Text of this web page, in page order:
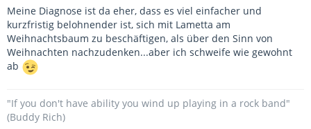
Ich kann da 3OakDrums zustimmen! Ich höre keinen für
mich bedeutenden Unterschied.
Meine Diagnose ist da eher, dass es viel einfacher und
kurzfristig belohnender ist, sich mit Lametta am
Weihnachtsbaum zu beschäftigen, als über den Sinn von
Weihnachten nachzudenken...aber ich schweife wie gewohnt
ab
"If you don't have ability you wind up playing in a rock band"
(Buddy Rich)